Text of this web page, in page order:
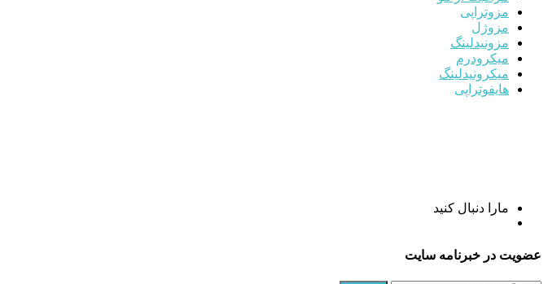
مزوتراپی
مزوژل
مزونیدلینگ
میکرودرم
میکرونیدلینگ
هایفوتراپی
مارا دنبال کنید
عضویت در خبرنامه سایت